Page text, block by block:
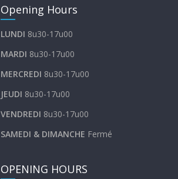
Opening Hours
LUNDI 8u30-17u00
MARDI 8u30-17u00
MERCREDI 8u30-17u00
JEUDI 8u30-17u00
VENDREDI 8u30-17u00
SAMEDI & DIMANCHE Fermé
OPENING HOURS